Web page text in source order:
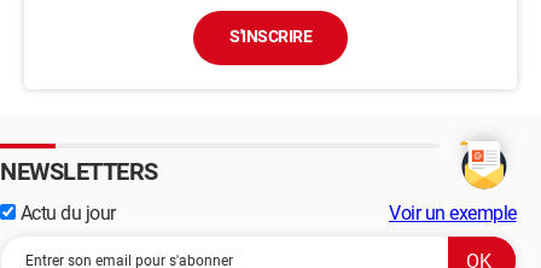
S'INSCRIRE
NEWSLETTERS
Actu du jour Voir un exemple